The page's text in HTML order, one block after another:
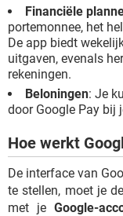
Financiële
portemonnee, het
De app biedt
uitgaven, evenals
rekeningen.
Beloningen: Je
door Google Pay bij
Hoe werkt
De interface van
te stellen, moet je
met jeGoogle-